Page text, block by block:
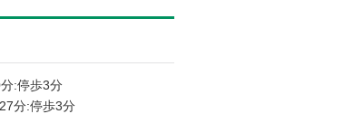
:停歩3分
分:停歩3分